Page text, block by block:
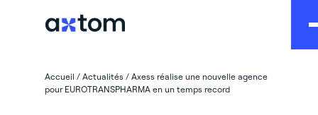
Accueil / Actualités / Axess réalise une nouvelle agence
pour EUROTRANSPHARMA en un temps record